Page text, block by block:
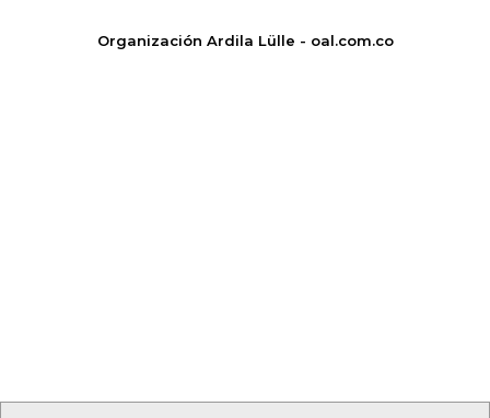
Organización Ardila Lülle - oal.com.co